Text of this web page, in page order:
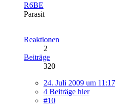
R6BE
Parasit
Reaktionen
2
Beiträge
320
24. Juli 2009 um 11:17
4 Beiträge hier
#10